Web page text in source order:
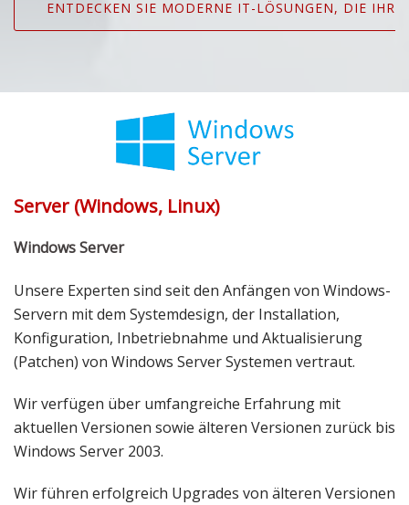
ENTDECKEN SIE MODERNE IT-LÖSUNGEN, DIE IHR
Server (Windows, Linux)
Windows Server
Unsere Experten sind seit den Anfängen von Windows-
Servern mit dem Systemdesign, der Installation,
Konfiguration, Inbetriebnahme und Aktualisierung
(Patchen) von Windows Server Systemen vertraut.
Wir verfügen über umfangreiche Erfahrung mit
aktuellen Versionen sowie älteren Versionen zurück bis
Windows Server 2003.
Wir führen erfolgreich Upgrades von älteren Versionen